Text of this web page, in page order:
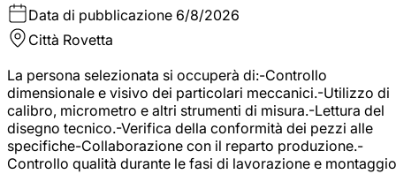
Data di pubblicazione 6/8/2026
Città Rovetta
La persona selezionata si occuperà di:-Controllo
dimensionale e visivo dei particolari meccanici.-Utilizzo di
calibro, micrometro e altri strumenti di misura.-Lettura del
disegno tecnico.-Verifica della conformità dei pezzi alle
specifiche-Collaborazione con il reparto produzione.-
Controllo qualità durante le fasi di lavorazione e